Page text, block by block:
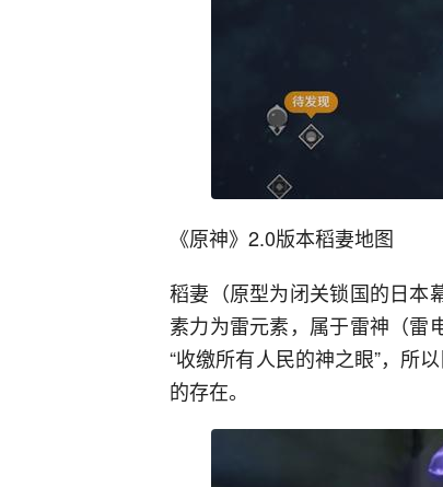
《原神》2.0版本稻妻地图
稻妻（原型为闭关锁国的日本
素力为雷元素，属于雷神（雷
“收缴所有人民的神之眼”，所
的存在。